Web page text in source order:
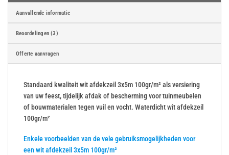
Aanvullende informatie
Beoordelingen (3)
Offerte aanvragen
Standaard kwaliteit wit afdekzeil 3x5m 100gr/m² als versiering
van uw feest, tijdelijk afdak of bescherming voor tuinmeubelen
of bouwmaterialen tegen vuil en vocht. Waterdicht wit afdekzeil
100gr/m²
Enkele voorbeelden van de vele gebruiksmogelijkheden voor
een wit afdekzeil 3x5m 100gr/m²